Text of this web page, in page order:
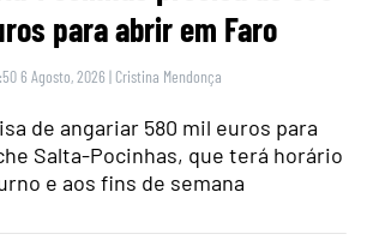
para abrir em Faro
6 Agosto, 2026 | Cristina Mendonça
de angariar 580 mil euros para
Salta-Pocinhas, que terá horário
e aos fins de semana